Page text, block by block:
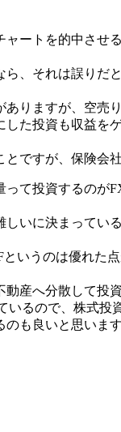
ートを的中さ
、それは誤り
りますが、空売
た投資も収益
ですが、保険会
て投資するの
いに決まって
いうのは優れた
産へ分散して投
るので、株式
も良いと思います